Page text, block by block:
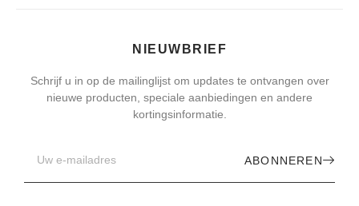
NIEUWBRIEF
Schrijf u in op de mailinglijst om updates te ontvangen over
nieuwe producten, speciale aanbiedingen en andere
kortingsinformatie.
ABONNEREN